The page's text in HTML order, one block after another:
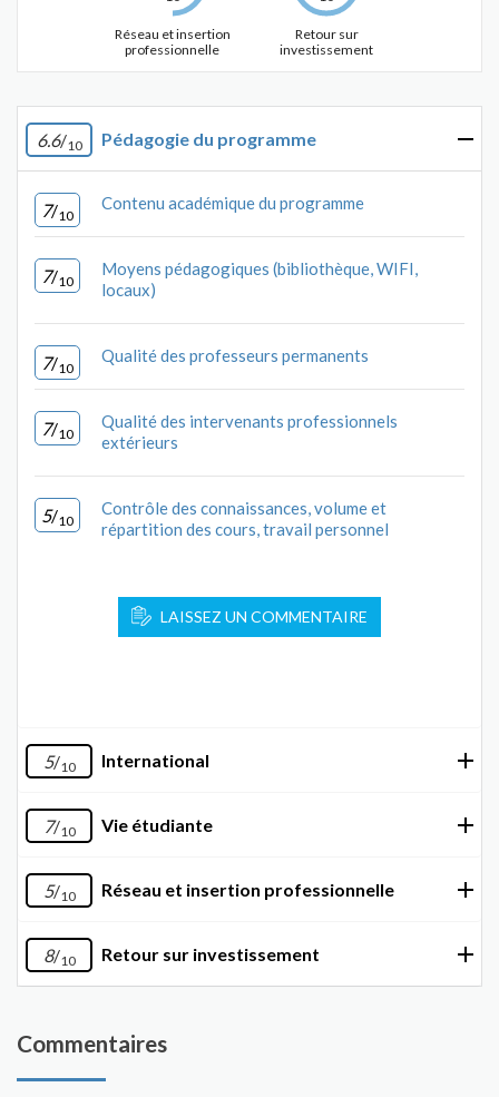
Réseau et insertion
professionnelle
Retour sur
investissement
6.6/10 Pédagogie du programme
7/10
Contenu académique du programme
7/10
Moyens pédagogiques (bibliothèque, WIFI,
locaux)
7/10
Qualité des professeurs permanents
7/10
Qualité des intervenants professionnels
extérieurs
5/10
Contrôle des connaissances, volume et
répartition des cours, travail personnel
LAISSEZ UN COMMENTAIRE
5/10 International
7/10 Vie étudiante
5/10 Réseau et insertion professionnelle
8/10 Retour sur investissement
Commentaires